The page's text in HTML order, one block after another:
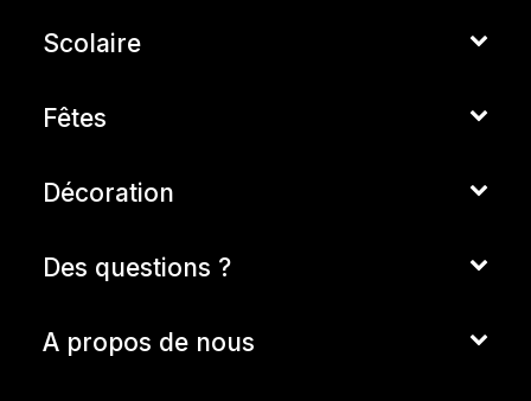
Scolaire
Fêtes
Décoration
Des questions ?
A propos de nous